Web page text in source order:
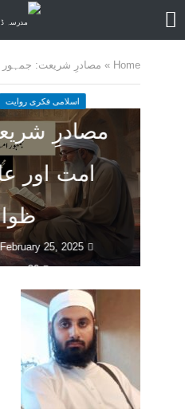
Home
» مصادرِ شریعت: جمہور
اسلامی فکری روایت
مصادرِ
امت اور
February 25, 2025
26 منٹ چاہیں